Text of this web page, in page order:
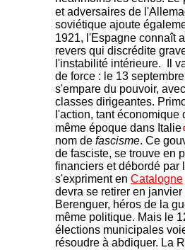
et adversaires de
soviétique ajoute
1921, l'Espagne connaît
revers qui discrédite
l'instabilité intérieure.
Il
de force : le 13
s'empare du pouvoir,
classes dirigeantes.
l'action, tant
même époque dans Italie
nom de fascisme. Ce
de fasciste, se trouve en
financiers et débordé par
s'expriment en Catalogne
devra se retirer en
Berenguer, héros de la
même politique. Mais le
élections municipales
résoudre à abdiquer. La